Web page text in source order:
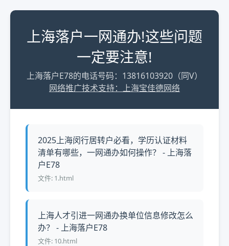
上海落户一网通办!这些问题
一定要注意!
上海落户E78的电话号码：13816103920（同V）
网络推广技术支持：上海宝佳德网络
2025上海闵行居转户必看，学历认证材料
清单有哪些，一网通办如何操作？ - 上海落
户E78
文件: 1.html
上海人才引进一网通办换单位信息修改怎么
办？ - 上海落户E78
文件: 10.html